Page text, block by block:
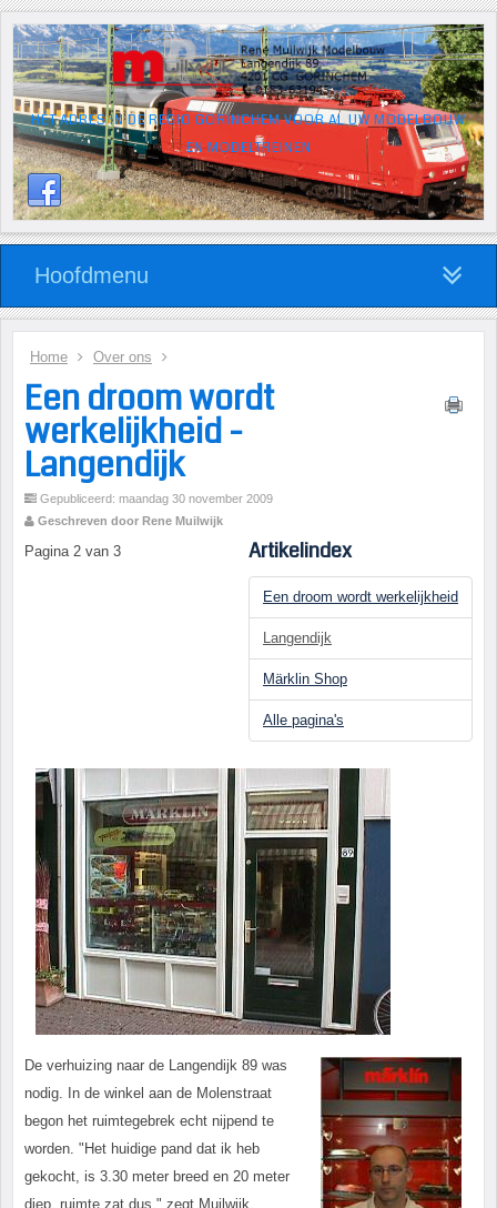
HÉT ADRES IN DE REGIO GORINCHEM VOOR AL UW MODELBOUW
EN MODELTREINEN
Hoofdmenu
Home Over ons
Een droom wordt
werkelijkheid -
Langendijk
Gepubliceerd: maandag 30 november 2009
Geschreven door Rene Muilwijk
Artikelindex
Een droom wordt werkelijkheid
Langendijk
Märklin Shop
Alle pagina's
Pagina 2 van 3
De verhuizing naar de Langendijk 89 was
nodig. In de winkel aan de Molenstraat
begon het ruimtegebrek echt nijpend te
worden. "Het huidige pand dat ik heb
gekocht, is 3.30 meter breed en 20 meter
diep, ruimte zat dus," zegt Muilwijk.